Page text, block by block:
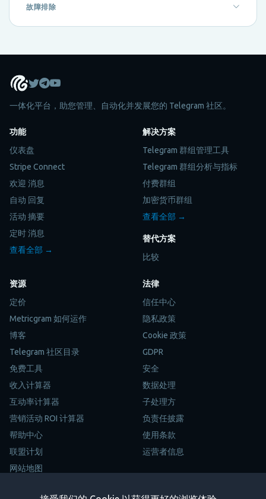
故障排除
一体化平台，助您管理、自动化并发展您的 Telegram 社区。
功能
仪表盘
Stripe Connect
欢迎 消息
自动 回复
活动 摘要
定时 消息
查看全部 →
解决方案
Telegram 群组管理工具
Telegram 群组分析与指标
付费群组
加密货币群组
查看全部 →
替代方案
比较
资源
定价
Metricgram 如何运作
博客
Telegram 社区目录
免费工具
收入计算器
互动率计算器
营销活动 ROI 计算器
帮助中心
联盟计划
网站地图
法律
信任中心
隐私政策
Cookie 政策
GDPR
安全
数据处理
子处理方
负责任披露
使用条款
运营者信息